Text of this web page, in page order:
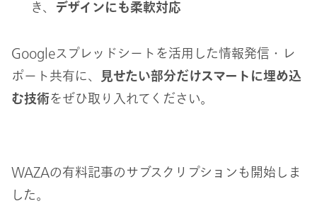
き、
デザインにも柔軟対応
Googleスプレッドシートを活用した情報発信・レ
ポート共有に、
見せたい部分だけスマートに埋め込
む技術をぜひ取り入れてください。
WAZAの有料記事のサブスクリプションも開始しま
した。